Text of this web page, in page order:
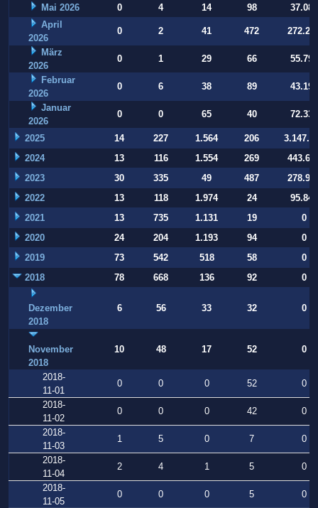
Mai 2026 0 4 14 98
37.084
April
2026
0 2 41 472
März
2026
0 1 29 66
55.794
Februar
2026
0 6 38 89
43.197
Januar
2026
0 0 65 40 72.332
2025 14 227 1.564 206
2024
13 116 1.554 269
2023
30 335 49 487
2022
13 118 1.974 24
95.847
2021
13 735 1.131 19
0
2020
24 204 1.193 94
0
2019
73 542 518 58
0
2018
78 668 136 92 0
Dezember
2018
6 56 33 32 0
November
2018
10 48 17 52 0
2018-
11-01
0 0 0 52
0
2018-
11-02
0 0 0 42
0
2018-
11-03
1 5 0 7
0
2018-
11-04
2 4 1 5
0
2018-
11-05
0 0 0 5
0